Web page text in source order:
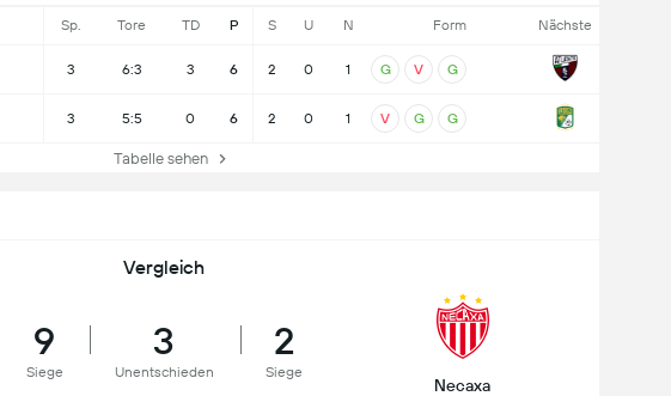
Sp. Tore TD P S U N Form Nächste
3 6:3 3 6 2 0 1 G V G
3 5:5 0 6 2 0 1 V G G
Tabelle sehen
Vergleich
9
Siege
3
Unentschieden
2
Siege
Necaxa